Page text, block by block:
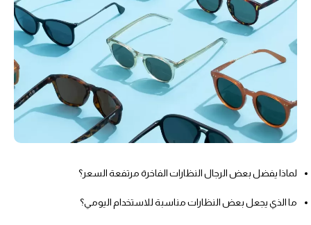
لماذا يفضل بعض الرجال النظارات الفاخرة مرتفعة السعر؟
ما الذي يجعل بعض النظارات مناسبة للاستخدام اليومي؟